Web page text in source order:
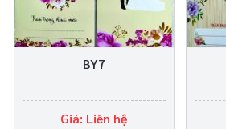
BY7
Giá: Liên hệ